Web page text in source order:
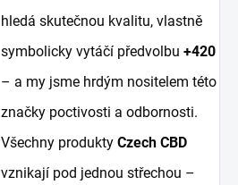
hledá skutečnou kvalitu, vlastně
symbolicky vytáčí předvolbu+420
– a my jsme hrdým nositelem této
značky poctivosti a odbornosti.
Všechny produktyCzech CBD
vznikají pod jednou střechou –